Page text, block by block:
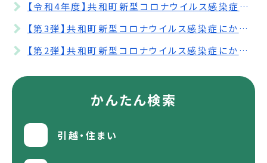
【令和4年度】共和町新型コロナウイルス感染症にかかわる対策事業一覧
【第3弾】共和町新型コロナウイルス感染症にかかわる対策事業一覧
【第2弾】共和町新型コロナウイルス感染症にかかわる対策事業一覧
かんたん検索
引越・住まい